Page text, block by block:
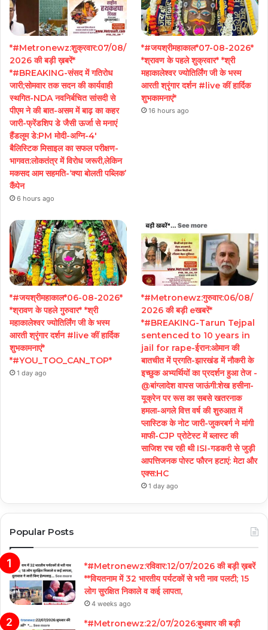
*#Metronewz:शुक्रवार:07/08/
2026 की बड़ी ख़बरें*
*#BREAKING-संसद में गतिरोध
जारी;सोमवार तक सदन की कार्यवाही
स्थगित-NDA नवनिर्बचित सांसदी से
पीएम ने की बात-असम में बाढ़ का कहर
जारी-फ्रेंडशिप डे जैसी ऊर्जा से मनाएं
हैंडलूम डे:PM मोदी-अग्नि-4′
बैलिस्टिक मिसाइल का सफल परीक्षण-
भागवत:लोकतंत्र में विरोध जरूरी,लेकिन
मकसद आम सहमति-‘क्या बोलती पब्लिक’
कैंपेन
6 hours ago
*#जयश्रीमहाकाल*07-08-2026*
*श्रावण के पहले शुक्रवार* *श्री
महाकालेश्वर ज्योतिर्लिंग जी के भस्म
आरती श्रृंगार दर्शन #live कीं हार्दिक
शुभकामनाएं*
16 hours ago
*#जयश्रीमहाकाल*06-08-2026*
*श्रावण के पहले गुरुवार* *श्री
महाकालेश्वर ज्योतिर्लिंग जी के भस्म
आरती श्रृंगार दर्शन #live कीं हार्दिक
शुभकामनाएं*
*#YOU_TOO_CAN_TOP*
1 day ago
*#Metronewz:गुरुवार:06/08/
2026 की बड़ी eखबरें*
*#BREAKING-Tarun Tejpal
sentenced to 10 years in
jail for rape-ईरान:ओमान की
बातचीत में प्रगति-झारखंड में नौकरी के
इच्छुक अभ्यर्थियों का प्रदर्शन हुआ तेज -
@बांग्लादेश वापस जाऊंगी:शेख हसीना-
यूक्रेन पर रूस का सबसे खतरनाक
हमला-अगले वित्त वर्ष की शुरुआत में
प्लास्टिक के नोट जारी-जुकरबर्ग ने मांगी
माफी-CJP प्रोटेस्ट में ब्लास्ट की
साजिश रच रही थी ISI-गडकरी से जुड़ी
आपत्तिजनक पोस्ट फौरन हटाएं: मेटा और
एक्स:HC
1 day ago
Popular Posts
*#Metronewz:रविवार:12/07/2026 की बड़ी ख़बरें
**वियतनाम में 32 भारतीय पर्यटकों से भरी नाव पलटी; 15
लोग सुरक्षित निकाले व कई लापता,
4 weeks ago
*#Metronewz:22/07/2026:बुधवार की बड़ी